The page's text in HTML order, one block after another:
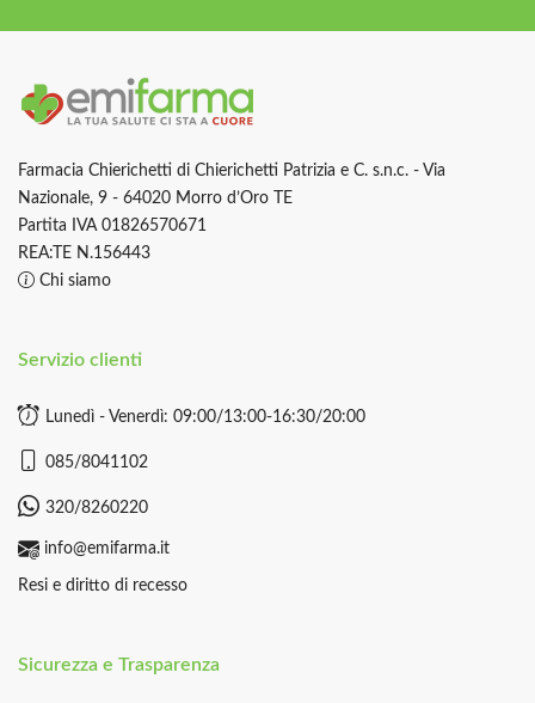
Farmacia Chierichetti di Chierichetti Patrizia e C. s.n.c. - Via
Nazionale, 9 - 64020 Morro d’Oro TE
Partita IVA 01826570671
REA:TE N.156443
Chi siamo
Servizio clienti
Lunedì - Venerdì: 09:00/13:00-16:30/20:00
085/8041102
320/8260220
info@emifarma.it
Resi e diritto di recesso
Sicurezza e Trasparenza